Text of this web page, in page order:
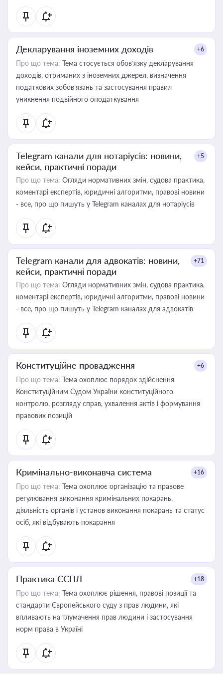
Декларування іноземних доходів +6
Про що тема: Тема стосується обов’язку декларування
доходів, отриманих з іноземних джерел, визначення
податкових зобов’язань та застосування правил
уникнення подвійного оподаткування
Telegram канали для нотаріусів: новини,
кейси, практичні поради
+5
Про що тема: Огляди нормативних змін, судова практика,
коментарі експертів, юридичні алгоритми, правові новини
- все, про що пишуть у Telegram каналах для нотаріусів
Telegram канали для адвокатів: новини,
кейси, практичні поради
+71
Про що тема: Огляди нормативних змін, судова практика,
коментарі експертів, юридичні алгоритми, правові новини
- все, про що пишуть у Telegram каналах для адвокатів
Конституційне провадження +6
Про що тема: Тема охоплює порядок здійснення
Конституційним Судом України конституційного
контролю, розгляду справ, ухвалення актів і формування
правових позицій
Кримінально-виконавча система +16
Про що тема: Тема охоплює організацію та правове
регулювання виконання кримінальних покарань,
діяльність органів і установ виконання покарань та статус
осіб, які відбувають покарання
Практика ЄСПЛ +18
Про що тема: Тема охоплює рішення, правові позиції та
стандарти Європейського суду з прав людини, які
впливають на тлумачення прав людини і застосування
норм права в Україні